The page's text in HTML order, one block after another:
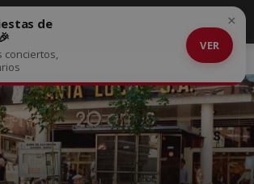
de
conciertos,
VER
×